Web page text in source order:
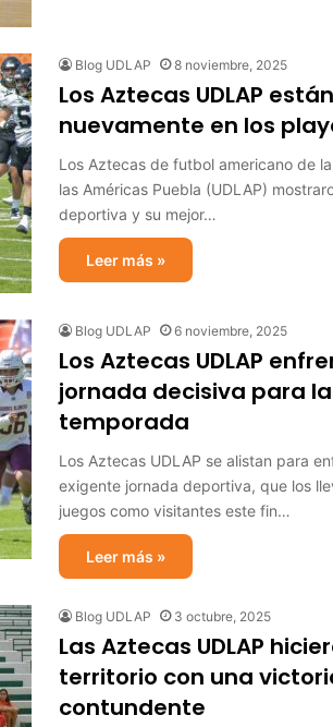
Blog UDLAP 8 noviembre, 2025
Los Aztecas UDLAP están
nuevamente en los
Los Aztecas de futbol americano de
las Américas Puebla (UDLAP)
deportiva y su mejor…
Leer más »
Blog UDLAP 6 noviembre, 2025
Los Aztecas UDLAP
jornada decisiva para la
temporada
Los Aztecas UDLAP se alistan para
exigente jornada deportiva, que los
juegos como visitantes este fin…
Leer más »
Blog UDLAP 3 octubre, 2025
Las Aztecas UDLAP
territorio con una
contundente